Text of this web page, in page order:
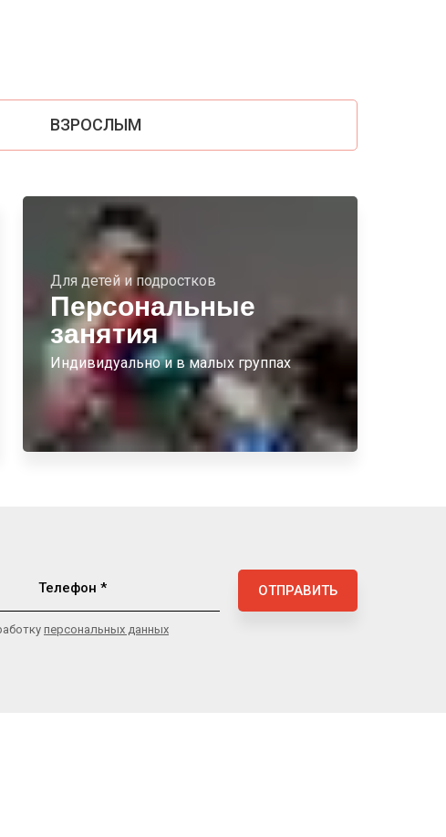
ВЗРОСЛЫМ
Для детей и подростков
Персональные
занятия
Индивидуально и в малых группах
Телефон * ОТПРАВИТЬ
персональных данных